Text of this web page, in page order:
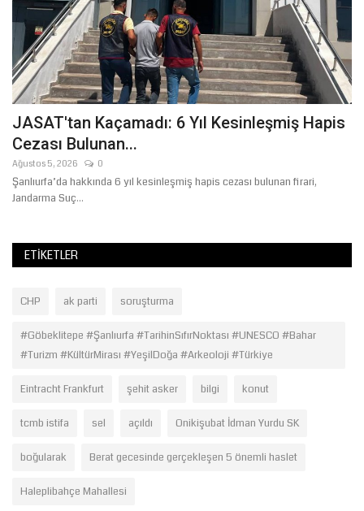
JASAT'tan Kaçamadı: 6 Yıl Kesinleşmiş Hapis
Cezası Bulunan...
Ağustos 5, 2026 0
Şanlıurfa’da hakkında 6 yıl kesinleşmiş hapis cezası bulunan firari,
Jandarma Suç...
ETIKETLER
CHP ak parti soruşturma
#Göbeklitepe #Şanlıurfa #TarihinSıfırNoktası #UNESCO #Bahar
#Turizm #KültürMirası #YeşilDoğa #Arkeoloji #Türkiye
Eintracht Frankfurt şehit asker bilgi konut
tcmb istifa sel açıldı Onikişubat İdman Yurdu SK
boğularak Berat gecesinde gerçekleşen 5 önemli haslet
Haleplibahçe Mahallesi